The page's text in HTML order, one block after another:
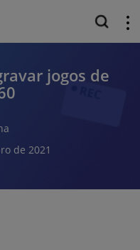
jogos de
de 2021